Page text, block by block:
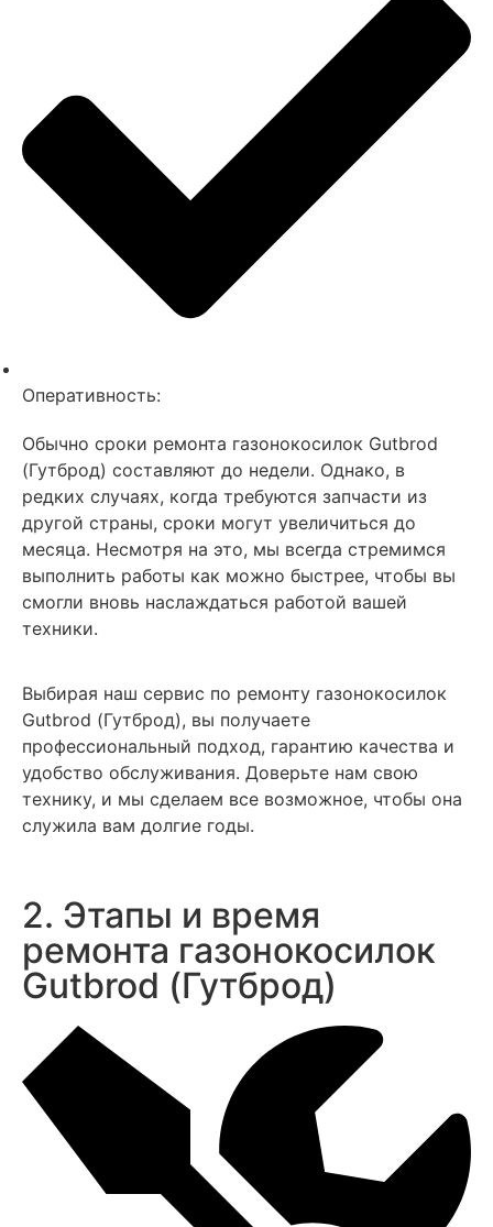
Оперативность:
Обычно сроки ремонта газонокосилок Gutbrod
(Гутброд) составляют до недели. Однако, в
редких случаях, когда требуются запчасти из
другой страны, сроки могут увеличиться до
месяца. Несмотря на это, мы всегда стремимся
выполнить работы как можно быстрее, чтобы вы
смогли вновь наслаждаться работой вашей
техники.
Выбирая наш сервис по ремонту газонокосилок
Gutbrod (Гутброд), вы получаете
профессиональный подход, гарантию качества и
удобство обслуживания. Доверьте нам свою
технику, и мы сделаем все возможное, чтобы она
служила вам долгие годы.
2. Этапы и время
ремонта газонокосилок
Gutbrod (Гутброд)